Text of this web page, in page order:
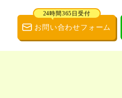
24時間365日受付
お問い合わせフォーム